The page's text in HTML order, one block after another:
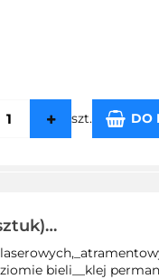
szt. DO
bieli__klej